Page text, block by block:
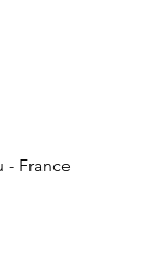
- France